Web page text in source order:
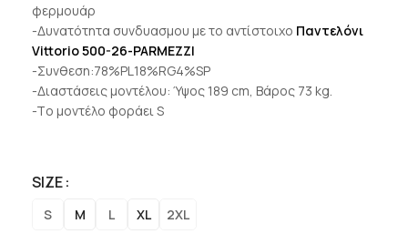
φερμουάρ
-Δυνατότητα συνδυασμου με το αντίστοιχο Παντελόνι
Vittorio 500-26-PARMEZZI
-Συνθεση:78%PL18%RG4%SP
-Διαστάσεις μοντέλου: Ύψος 189 cm, Βάρος 73 kg.
-Tο μοντέλο φοράει S
SIZE
S M L XL 2XL